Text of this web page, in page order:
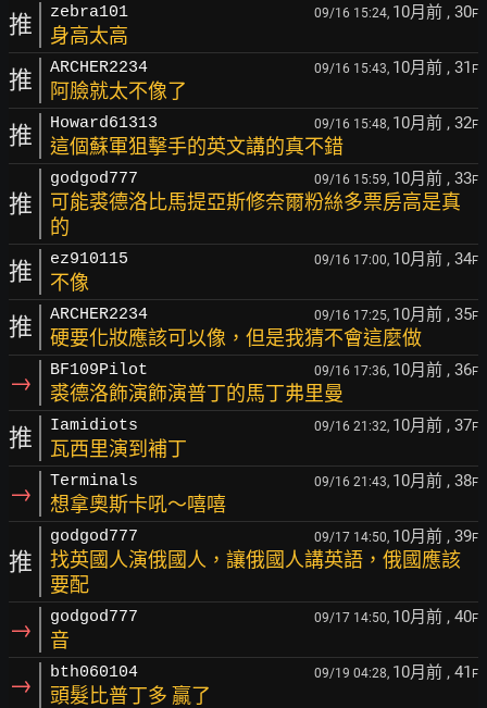
推 zebra101 09/16 15:24, 10月前 , 30F
身高太高
推 ARCHER2234 09/16 15:43, 10月前 , 31 F
阿臉就太不像了
推 Howard61313 09/16 15:48, 10月前 , 32F
這個蘇軍狙擊手的英文講的真不錯
推
godgod777 09/16 15:59, 10月前 , 33F
可能裘德洛比馬提亞斯修奈爾粉絲多票房高是真
的
推 ez910115 09/16 17:00, 10月前 , 34F
不像
推 ARCHER2234 09/16 17:25, 10月前 , 35F
硬要化妝應該可以像，但是我猜不會這麼做
→ BF109Pilot 09/16 17:36, 10月前 , 36F
裘德洛飾演飾演普丁的馬丁弗里曼
推 Iamidiots 09/16 21:32, 10月前 , 37F
瓦西里演到補丁
→ Terminals 09/16 21:43, 10月前 , 38F
想拿奧斯卡吼～嘻嘻
推
godgod777 09/17 14:50, 10月前 , 39F
找英國人演俄國人，讓俄國人講英語，俄國應該
要配
→ godgod777 09/17 14:50, 10月前 , 40F
音
→ bth060104 09/19 04:28, 10月前 , 41 F
頭髮比普丁多 贏了